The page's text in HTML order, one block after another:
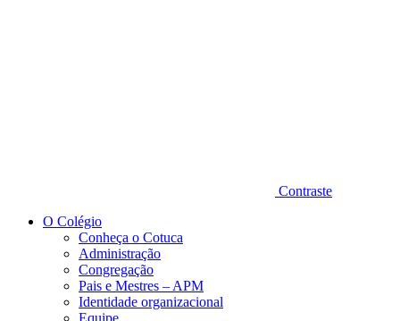
Contraste
O Colégio
Conheça o Cotuca
Administração
Congregação
Pais e Mestres – APM
Identidade organizacional
Equipe